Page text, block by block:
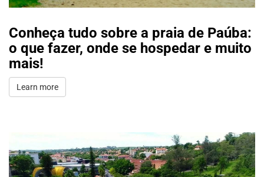
Conheça tudo sobre a praia de Paúba:
o que fazer, onde se hospedar e muito
mais!
Learn more